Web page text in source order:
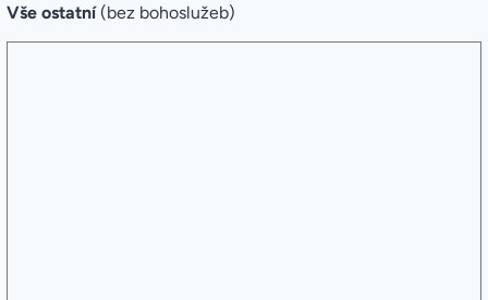
Vše ostatní (bez bohoslužeb)